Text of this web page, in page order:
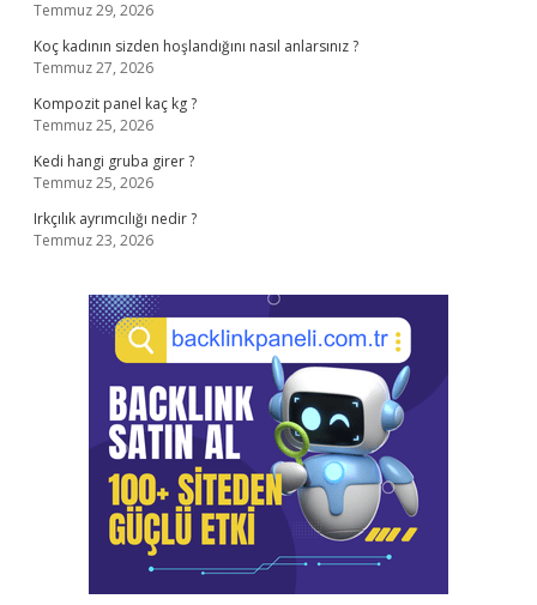
Temmuz 29, 2026
Koç kadının sizden hoşlandığını nasıl anlarsınız ?
Temmuz 27, 2026
Kompozit panel kaç kg ?
Temmuz 25, 2026
Kedi hangi gruba girer ?
Temmuz 25, 2026
Irkçılık ayrımcılığı nedir ?
Temmuz 23, 2026